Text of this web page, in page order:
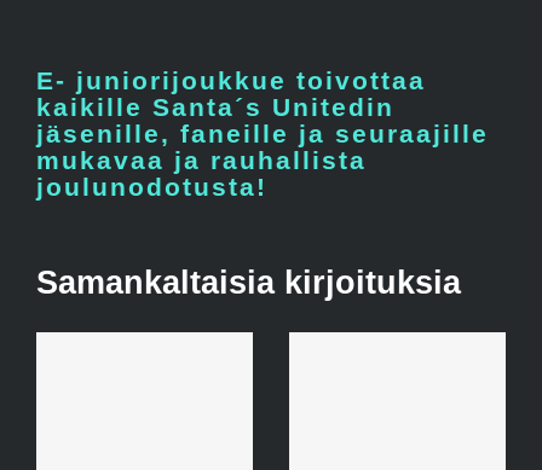
E- juniorijoukkue toivottaa
kaikille Santa´s Unitedin
jäsenille, faneille ja seuraajille
mukavaa ja rauhallista
joulunodotusta!
Samankaltaisia kirjoituksia